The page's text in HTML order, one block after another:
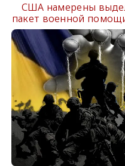
США намерены
пакет военной